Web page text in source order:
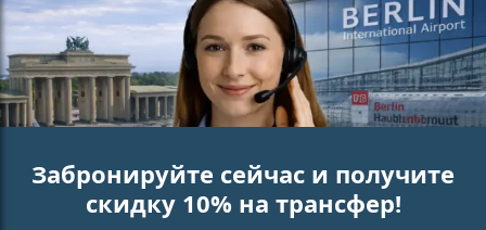
Забронируйте сейчас и получите
скидку 10% на трансфер!